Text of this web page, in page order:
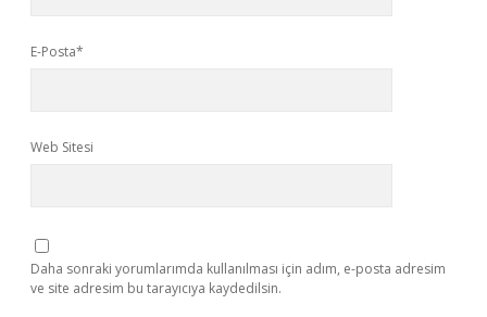
E-Posta*
Web Sitesi
Daha sonraki yorumlarımda kullanılması için adım, e-posta adresim
ve site adresim bu tarayıcıya kaydedilsin.